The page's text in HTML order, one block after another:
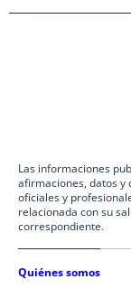
Las informaciones
afirmaciones, datos y
oficiales y
relacionada con su
correspondiente.
Quiénes somos